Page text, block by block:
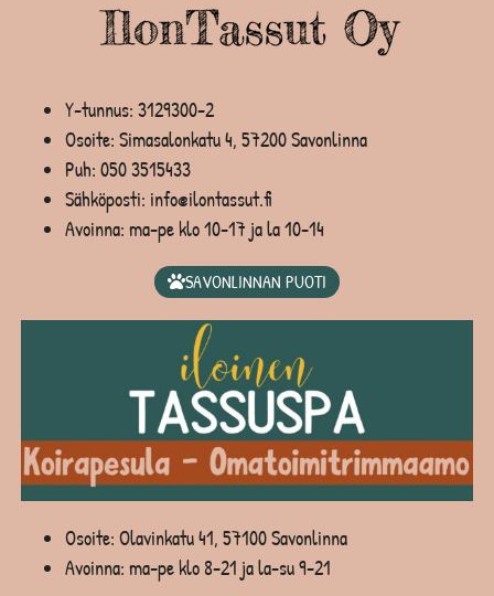
Y-tunnus: 3129300-2
Osoite: Simasalonkatu 4, 57200 Savonlinna
Puh: 050 3515433
Sähköposti: info@ilontassut.fi
Avoinna: ma-pe klo 10-17 ja la 10-14
SAVONLINNAN PUOTI
Osoite: Olavinkatu 41, 57100 Savonlinna
Avoinna: ma-pe klo 8-21 ja la-su 9-21